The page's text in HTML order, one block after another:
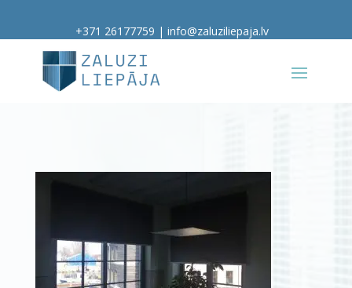
+371 26177759 | info@zaluziliepaja.lv